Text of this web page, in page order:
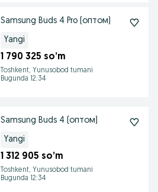
Samsung Buds 4 Pro (оптом)
Yangi
1 790 325 so’m
Toshkent, Yunusobod tumani
Bugunda 12:34
Samsung Buds 4 (оптом)
Yangi
1 312 905 so’m
Toshkent, Yunusobod tumani
Bugunda 12:34